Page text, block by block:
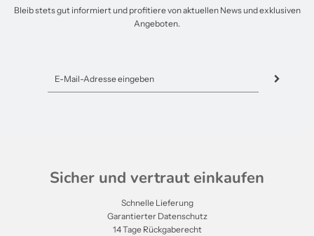
Bleib stets gut informiert und profitiere von aktuellen News und exklusiven
Angeboten.
Sicher und vertraut einkaufen
Schnelle Lieferung
Garantierter Datenschutz
14 Tage Rückgaberecht